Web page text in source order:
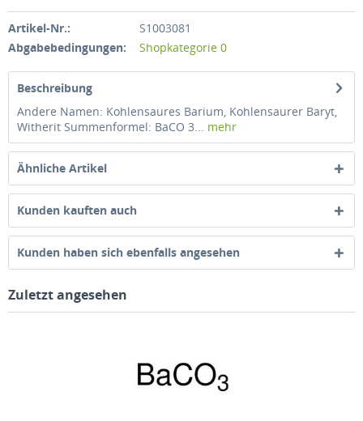
Artikel-Nr.:
S1003081
Abgabebedingungen:
Shopkategorie 0
Beschreibung
Andere Namen: Kohlensaures Barium, Kohlensaurer Baryt,
Witherit Summenformel: BaCO 3... mehr
Ähnliche Artikel
Kunden kauften auch
Kunden haben sich ebenfalls angesehen
Zuletzt angesehen